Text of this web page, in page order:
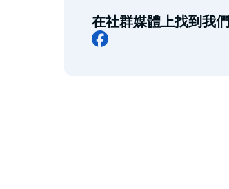
在社群媒體上找到我們
Facebook